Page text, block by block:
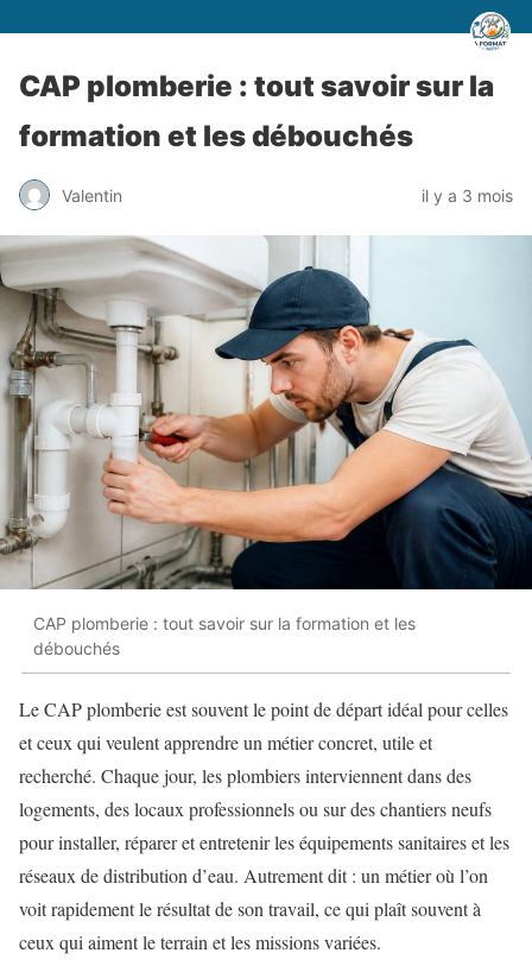
CAP plomberie : tout savoir sur la
formation et les débouchés
Valentin il y a 3 mois
CAP plomberie : tout savoir sur la formation et les
débouchés
Le CAP plomberie est souvent le point de départ idéal pour celles
et ceux qui veulent apprendre un métier concret, utile et
recherché. Chaque jour, les plombiers interviennent dans des
logements, des locaux professionnels ou sur des chantiers neufs
pour installer, réparer et entretenir les équipements sanitaires et les
réseaux de distribution d’eau. Autrement dit : un métier où l’on
voit rapidement le résultat de son travail, ce qui plaît souvent à
ceux qui aiment le terrain et les missions variées.